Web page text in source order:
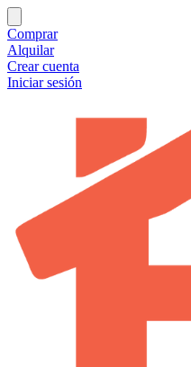
Comprar
Alquilar
Crear cuenta
Iniciar sesión